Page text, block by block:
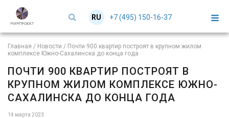
EN
RU +7 (495) 150-16-37
Главная / Новости / Почти 900 квартир построят в крупном жилом
комплексе Южно-Сахалинска до конца года
ПОЧТИ 900 КВАРТИР ПОСТРОЯТ В
КРУПНОМ ЖИЛОМ КОМПЛЕКСЕ ЮЖНО-
САХАЛИНСКА ДО КОНЦА ГОДА
14 марта 2023